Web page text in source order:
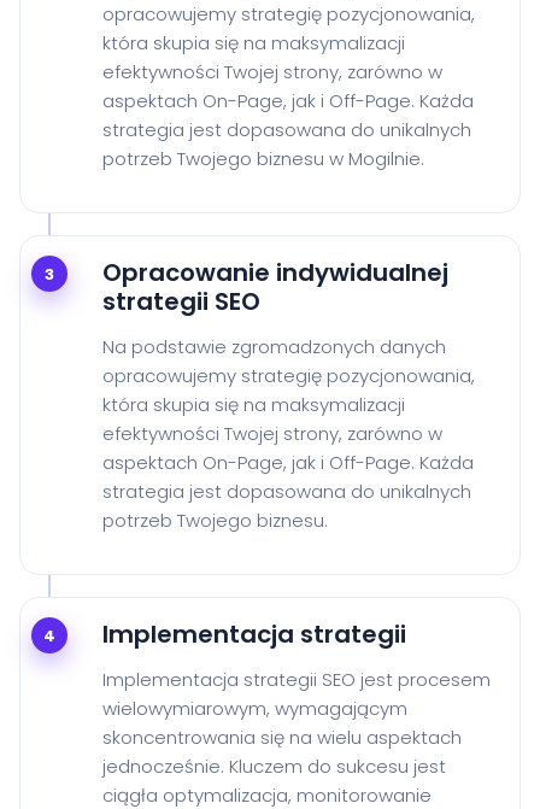
opracowujemy strategię pozycjonowania,
która skupia się na maksymalizacji
efektywności Twojej strony, zarówno w
aspektach On-Page, jak i Off-Page. Każda
strategia jest dopasowana do unikalnych
potrzeb Twojego biznesu w Mogilnie.
3
Opracowanie indywidualnej
strategii SEO
Na podstawie zgromadzonych danych
opracowujemy strategię pozycjonowania,
która skupia się na maksymalizacji
efektywności Twojej strony, zarówno w
aspektach On-Page, jak i Off-Page. Każda
strategia jest dopasowana do unikalnych
potrzeb Twojego biznesu.
4 Implementacja strategii
Implementacja strategii SEO jest procesem
wielowymiarowym, wymagającym
skoncentrowania się na wielu aspektach
jednocześnie. Kluczem do sukcesu jest
ciągła optymalizacja, monitorowanie